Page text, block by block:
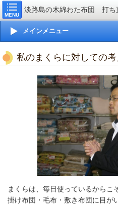
MENU
淡路島の木綿わた布団 打ち
メインメニュー
私のまくらに対しての考
まくらは、毎日使っているからこ
掛け布団・毛布・敷き布団に目が